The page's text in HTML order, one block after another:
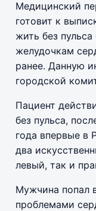
Медицинский
готовит к
жить без
желудочкам
ранее. Данную
городской
Пациент
без пульса,
года впервые в
два
левый, так и
Мужчина попал
проблемами